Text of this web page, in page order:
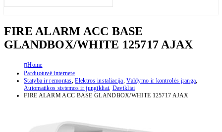
FIRE ALARM ACC BASE
GLANDBOX/WHITE 125717 AJAX
Home
Parduotuvė internete
Statyba ir remontas,Elektros instaliacija,Valdymo ir kontrolės įranga,
Automatikos sistemos ir jungikliai, Davikliai
FIRE ALARM ACC BASE GLANDBOX/WHITE 125717 AJAX